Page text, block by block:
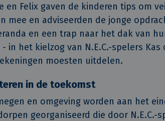
en Felix gaven de kinderen tips om
mee en adviseerden de jonge
en een trap naar het dak van
- in het kielzog van N.E.C.-spelers
moesten uitdelen.
in de toekomst
en omgeving worden aan het
georganiseerd die door